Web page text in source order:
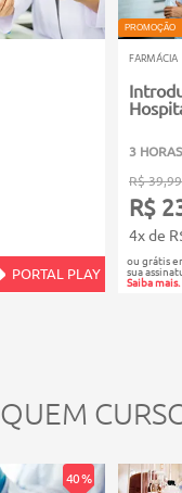
PORTAL PLAY
PROMOÇÃO
FARMÁCIA
3 HORAS
R$ 39,99
R$
4x de
ou grátis
sua
Saiba mais.
QUEM
40 %